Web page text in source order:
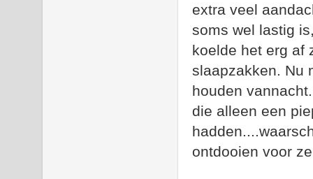
extra veel
soms wel lastig
koelde het erg af
slaapzakken. Nu
houden
die alleen een
ontdooien voor